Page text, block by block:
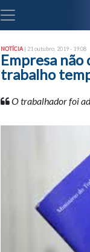
NOTÍCIA | 21 outubro, 2019 - 19:08
Empresa
trabalho
O trabalhador foi